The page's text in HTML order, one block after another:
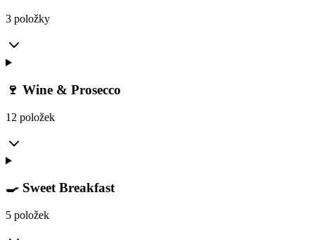
3 položky
🍷 Wine & Prosecco
12 položek
🍳 Sweet Breakfast
5 položek